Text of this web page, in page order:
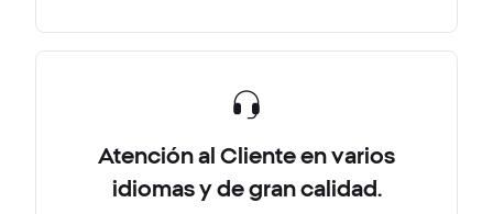
Atención al Cliente en varios
idiomas y de gran calidad.